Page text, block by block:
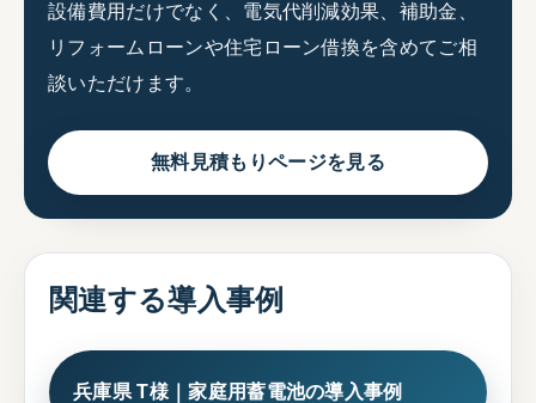
設備費用だけでなく、電気代削減効果、補助金、
リフォームローンや住宅ローン借換を含めてご相
談いただけます。
無料見積もりページを見る
関連する導入事例
兵庫県 T様｜家庭用蓄電池の導入事例